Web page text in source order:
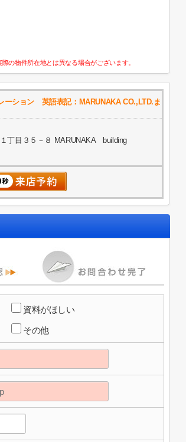
の物件所在地とは異なる場合がございます。
ーション 英語表記：MARUNAKA CO.,LTD.ま
丁目３５－８ MARUNAKA building
資料がほしい
その他